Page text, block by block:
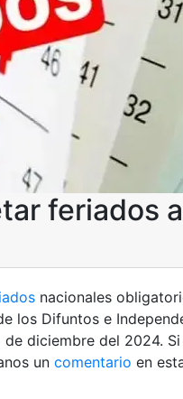
feriados
nacionales
los Difuntos e
diciembre del 2024.
un comentario en